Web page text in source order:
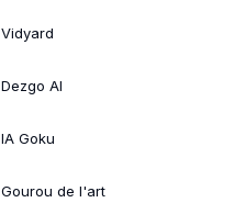
Vidyard
Dezgo AI
IA Goku
Gourou de l'art